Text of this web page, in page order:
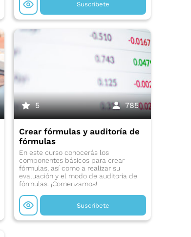
Suscríbete
5 785
Crear fórmulas y auditoría de
fórmulas
En este curso conocerás los
componentes básicos para crear
fórmulas, así como a realizar su
evaluación y el modo de auditoría de
fórmulas. ¡Comenzamos!
Suscríbete